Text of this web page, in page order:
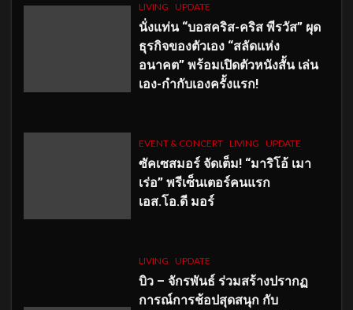
LIVING UPDATE
นั่งแท่น “บอสคริส-คริส พีรวัส” ผุด
ธุรกิจของตัวเอง “สลัดแห่ง
อนาคต” พร้อมเปิดตัวหนังสั้น เล่น
เอง-กำกับเองครั้งแรก!
EVENT & CONCERT LIVING UPDATE
ซัคเซสมอร์ จัดเต็ม! “มาริโอ้ เมา
เร่อ” พรีเซ็นเตอร์คนแรก
เอส.โอ.ดี มอร์
LIVING UPDATE
บิว – จักรพันธ์ ร่วมสร้างปรากฏ
การณ์การช้อปสุดสนุก กับ